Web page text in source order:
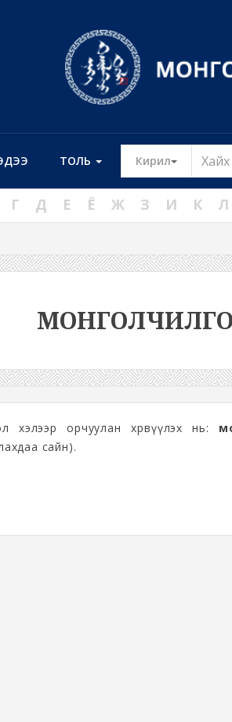
ТОЛЬ Кирил Toggle
Г Д Е Ё Ж З И К Л
МОНГОЛЧИЛГО
хэлээр орчуулан хөрвүүлэх нь:
сайн).